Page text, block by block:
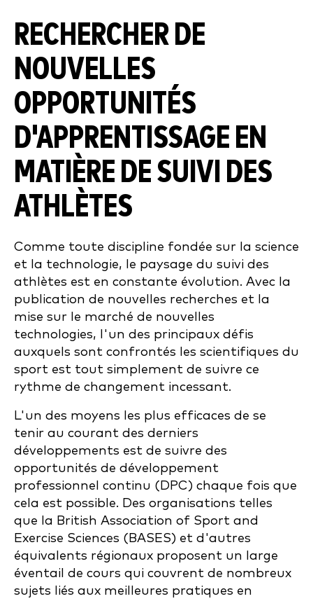
RECHERCHER DE
NOUVELLES
OPPORTUNITÉS
D'APPRENTISSAGE EN
MATIÈRE DE SUIVI DES
ATHLÈTES
Comme toute discipline fondée sur la science
et la technologie, le paysage du suivi des
athlètes est en constante évolution. Avec la
publication de nouvelles recherches et la
mise sur le marché de nouvelles
technologies, l'un des principaux défis
auxquels sont confrontés les scientifiques du
sport est tout simplement de suivre ce
rythme de changement incessant.
L'un des moyens les plus efficaces de se
tenir au courant des derniers
développements est de suivre des
opportunités de développement
professionnel continu (DPC) chaque fois que
cela est possible. Des organisations telles
que la British Association of Sport and
Exercise Sciences (BASES) et d'autres
équivalents régionaux proposent un large
éventail de cours qui couvrent de nombreux
sujets liés aux meilleures pratiques en